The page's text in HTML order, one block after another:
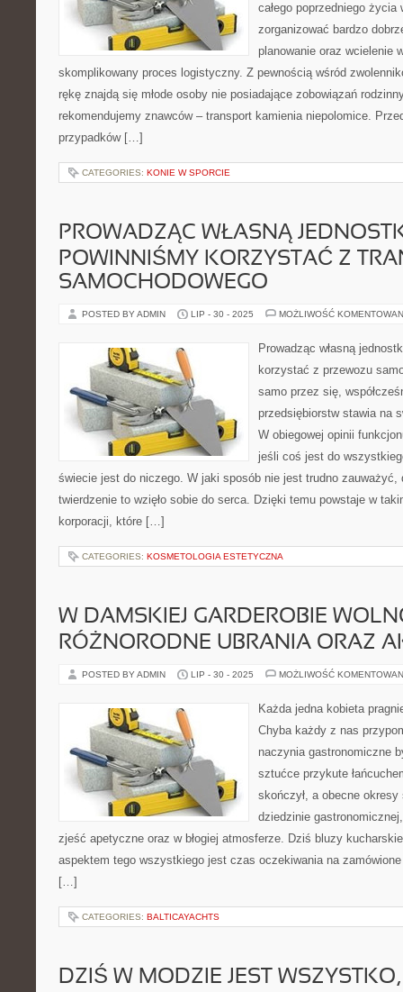
całego poprzedniego
zorganizować bardzo
planowanie oraz wcielenie
skomplikowany proces logistyczny. Z pewnością wśród
rękę znajdą się młode osoby nie posiadające zobowiązań
rekomendujemy znawców – transport kamienia niepolomice.
przypadków […]
CATEGORIES: KONIE W SPORCIE
PROWADZĄC WŁASNĄ
POWINNIŚMY KORZYSTAĆ Z
SAMOCHODOWEGO
POSTED BY ADMIN LIP - 30 - 2025 MOŻLIWOŚĆ
Prowadząc własną
korzystać z przewozu
samo przez się,
przedsiębiorstw stawia na
W obiegowej opinii
jeśli coś jest do
świecie jest do niczego. W jaki sposób nie jest trudno zauważyć,
twierdzenie to wzięło sobie do serca. Dzięki temu powstaje w
korporacji, które […]
CATEGORIES: KOSMETOLOGIA ESTETYCZNA
W DAMSKIEJ GARDEROBIE
RÓŻNORODNE UBRANIA ORAZ
POSTED BY ADMIN LIP - 30 - 2025 MOŻLIWOŚĆ
Każda jedna kobieta
Chyba każdy z nas
naczynia gastronomiczne
sztućce przykute
skończył, a obecne
dziedzinie
zjeść apetyczne oraz w błogiej atmosferze. Dziś bluzy
aspektem tego wszystkiego jest czas oczekiwania na
[…]
CATEGORIES: BALTICAYACHTS
DZIŚ W MODZIE JEST